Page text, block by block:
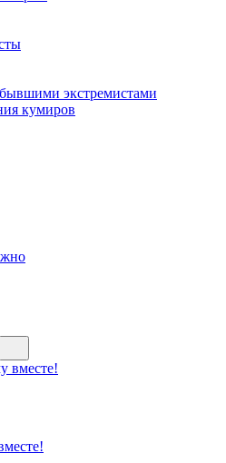
экстремистами
кумиров